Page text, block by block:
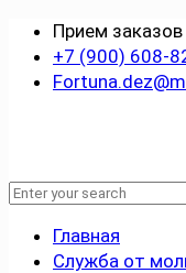
Прием заказов
+7 (900) 608-
Главная
Служба от